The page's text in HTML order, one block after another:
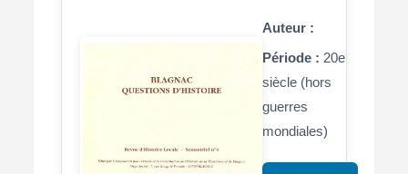
Auteur :
Période : 20e
siècle (hors
guerres
mondiales)